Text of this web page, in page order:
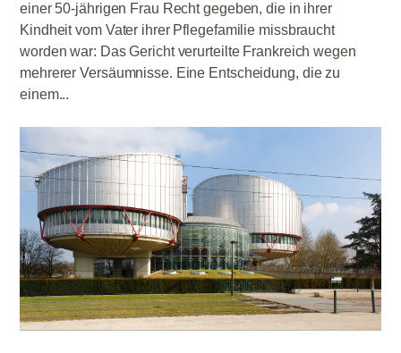
einer 50-jährigen Frau Recht gegeben, die in ihrer
Kindheit vom Vater ihrer Pflegefamilie missbraucht
worden war: Das Gericht verurteilte Frankreich wegen
mehrerer Versäumnisse. Eine Entscheidung, die zu
einem...